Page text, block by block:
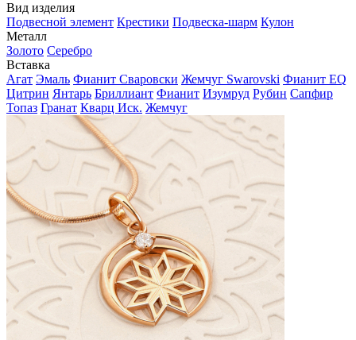
Вид изделия
Подвесной элемент Крестики Подвеска-шарм Кулон
Металл
Золото Серебро
Вставка
Агат Эмаль Фианит Сваровски Жемчуг Swarovski Фианит EQ
Цитрин Янтарь Бриллиант Фианит Изумруд Рубин Сапфир
Топаз Гранат Кварц Иск. Жемчуг